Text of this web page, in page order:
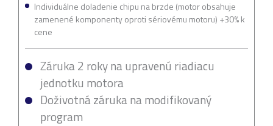
Individuálne doladenie chipu na brzde (motor obsahuje
zamenené komponenty oproti sériovému motoru) +30% k
cene
Záruka 2 roky na upravenú riadiacu
jednotku motora
Doživotná záruka na modifikovaný
program